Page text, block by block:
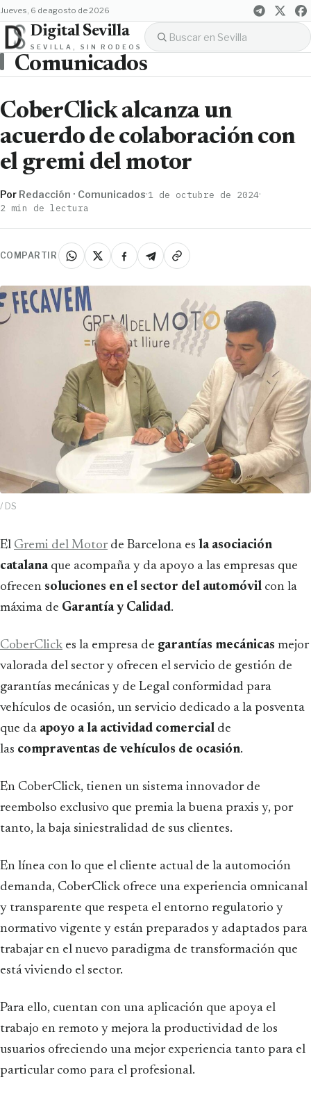
jueves, 6 de agosto de 2026
Digital Sevilla
SEVILLA, SIN RODEOS
Comunicados
CoberClick alcanza un
acuerdo de colaboración con
el gremi del motor
Por Redacción · Comunicados·1 de octubre de 2024·
2 min de lectura
COMPARTIR
/ DS
El Gremi del Motor de Barcelona es la asociación
catalanaque acompaña y da apoyo a las empresas que
ofrecen soluciones en el sector del automóvil con la
máxima de Garantía y Calidad.
CoberClick es la empresa de garantías mecánicas mejor
valorada del sector y ofrecen el servicio de gestión de
garantías mecánicas y de Legal conformidad para
vehículos de ocasión, un servicio dedicado a la posventa
que da apoyo a la actividad comercial de
las compraventas de vehículos de ocasión.
En CoberClick, tienen un sistema innovador de
reembolso exclusivo que premia la buena praxis y, por
tanto, la baja siniestralidad de sus clientes.
En línea con lo que el cliente actual de la automoción
demanda, CoberClick ofrece una experiencia omnicanal
y transparente que respeta el entorno regulatorio y
normativo vigente y están preparados y adaptados para
trabajar en el nuevo paradigma de transformación que
está viviendo el sector.
Para ello, cuentan con una aplicación que apoya el
trabajo en remoto y mejora la productividad de los
usuarios ofreciendo una mejor experiencia tanto para el
particular como para el profesional.